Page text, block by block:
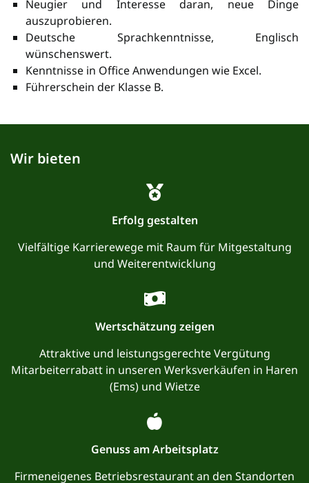
Neugier und Interesse daran, neue Dinge
auszuprobieren.
Deutsche Sprachkenntnisse, Englisch
wünschenswert.
Kenntnisse in Office Anwendungen wie Excel.
Führerschein der Klasse B.
Wir bieten
Erfolg gestalten
Vielfältige Karrierewege mit Raum für Mitgestaltung
und Weiterentwicklung
Wertschätzung zeigen
Attraktive und leistungsgerechte Vergütung
Mitarbeiterrabatt in unseren Werksverkäufen in Haren
(Ems) und Wietze
Genuss am Arbeitsplatz
Firmeneigenes Betriebsrestaurant an den Standorten